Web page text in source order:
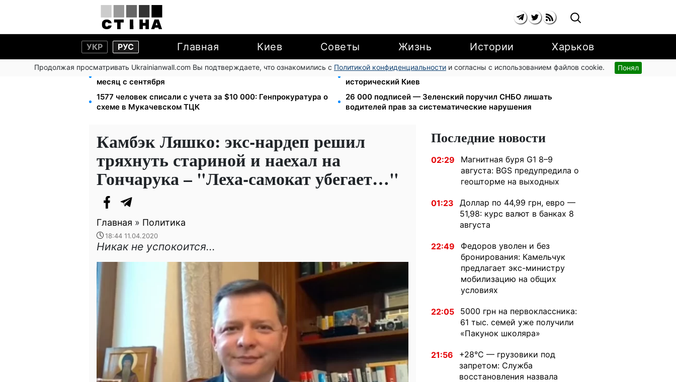
УКР РУС Главная Киев Советы Жизнь Истории Харьков
Продолжая просматривать Ukrainianwall.com Вы подтверждаете, что ознакомились с Политикой конфиденциальности и согласны с использованием файлов cookie. Понял
Ночной тариф на свет 2,16 грн/кВт-ч: экономия до 540 грн в
месяц с сентября
Может ли Почтовая площадь стать главной точкой входа в
исторический Киев
1577 человек списали с учета за $10 000: Генпрокуратура о
схеме в Мукачевском ТЦК
26 000 подписей — Зеленский поручил СНБО лишать
водителей прав за систематические нарушения
Камбэк Ляшко: экс-нардеп решил
тряхнуть стариной и наехал на
Гончарука – "Леха-самокат убегает…"
Главная » Политика
18:44 11.04.2020
Никак не успокоится...
Последние новости
02:29
Магнитная буря G1 8–9
августа: BGS предупредила о
геошторме на выходных
01:23
Доллар по 44,99 грн, евро —
51,98: курс валют в банках 8
августа
22:49
Федоров уволен и без
бронирования: Камельчук
предлагает экс-министру
мобилизацию на общих
условиях
22:05
5000 грн на первоклассника:
61 тыс. семей уже получили
«Пакунок школяра»
21:56
+28°C — грузовики под
запретом: Служба
восстановления назвала